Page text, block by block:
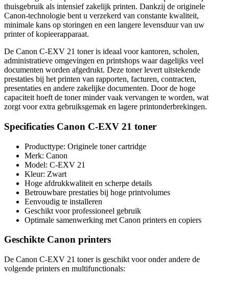
thuisgebruik als intensief zakelijk printen. Dankzij de originele
Canon-technologie bent u verzekerd van constante kwaliteit,
minimale kans op storingen en een langere levensduur van uw
printer of kopieerapparaat.
De Canon C-EXV 21 toner is ideaal voor kantoren, scholen,
administratieve omgevingen en printshops waar dagelijks veel
documenten worden afgedrukt. Deze toner levert uitstekende
prestaties bij het printen van rapporten, facturen, contracten,
presentaties en andere zakelijke documenten. Door de hoge
capaciteit hoeft de toner minder vaak vervangen te worden, wat
zorgt voor extra gebruiksgemak en lagere printonderbrekingen.
Specificaties Canon C-EXV 21 toner
Producttype: Originele toner cartridge
Merk: Canon
Model: C-EXV 21
Kleur: Zwart
Hoge afdrukkwaliteit en scherpe details
Betrouwbare prestaties bij hoge printvolumes
Eenvoudig te installeren
Geschikt voor professioneel gebruik
Optimale samenwerking met Canon printers en copiers
Geschikte Canon printers
De Canon C-EXV 21 toner is geschikt voor onder andere de
volgende printers en multifunctionals: